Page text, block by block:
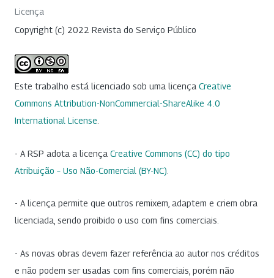
Licença
Copyright (c) 2022 Revista do Serviço Público
Este trabalho está licenciado sob uma licença Creative
Commons Attribution-NonCommercial-ShareAlike 4.0
International License
- A RSP adota a licença Creative Commons (CC) do tipo
Atribuição – Uso Não-Comercial (BY-NC)
- A licença permite que outros remixem, adaptem e criem obra
licenciada, sendo proibido o uso com fins comerciais.
- As novas obras devem fazer referência ao autor nos créditos
e não podem ser usadas com fins comerciais, porém não